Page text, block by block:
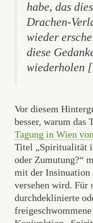
habe, das
Drachen-
wieder
diese
wiederholen
Vor diesem
besser, warum das
Tagung in Wien
Titel „Spiritualität
oder Zumutung?“
mit der Insinuation
versehen wird.
durchdeklinierte